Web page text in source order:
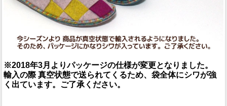
※2018年3月よりパッケージの仕様が変更となりました。
輸入の際 真空状態で送られてくるため、袋全体にシワが強
く出ています。ご了承ください。